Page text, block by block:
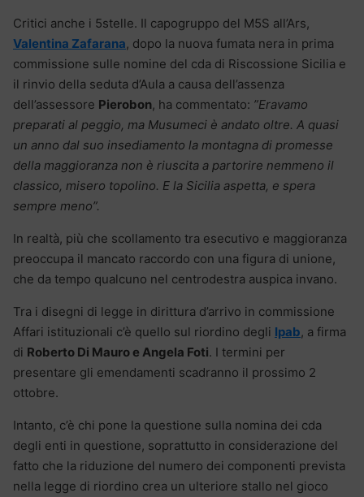
Critici anche i 5stelle. Il capogruppo del M5S all’Ars,
Valentina Zafarana, dopo la nuova fumata nera in prima
commissione sulle nomine del cda di Riscossione Sicilia e
il rinvio della seduta d’Aula a causa dell’assenza
dell’assessore Pierobon, ha commentato: ”Eravamo
preparati al peggio, ma Musumeci è andato oltre. A quasi
un anno dal suo insediamento la montagna di promesse
della maggioranza non è riuscita a partorire nemmeno il
classico, misero topolino. E la Sicilia aspetta, e spera
sempre meno”.
In realtà, più che scollamento tra esecutivo e maggioranza
preoccupa il mancato raccordo con una figura di unione,
che da tempo qualcuno nel centrodestra auspica invano.
Tra i disegni di legge in dirittura d’arrivo in commissione
Affari istituzionali c’è quello sul riordino degli Ipab, a firma
di Roberto Di Mauro e Angela Foti. I termini per
presentare gli emendamenti scadranno il prossimo 2
ottobre.
Intanto, c’è chi pone la questione sulla nomina dei cda
degli enti in questione, soprattutto in considerazione del
fatto che la riduzione del numero dei componenti prevista
nella legge di riordino crea un ulteriore stallo nel gioco